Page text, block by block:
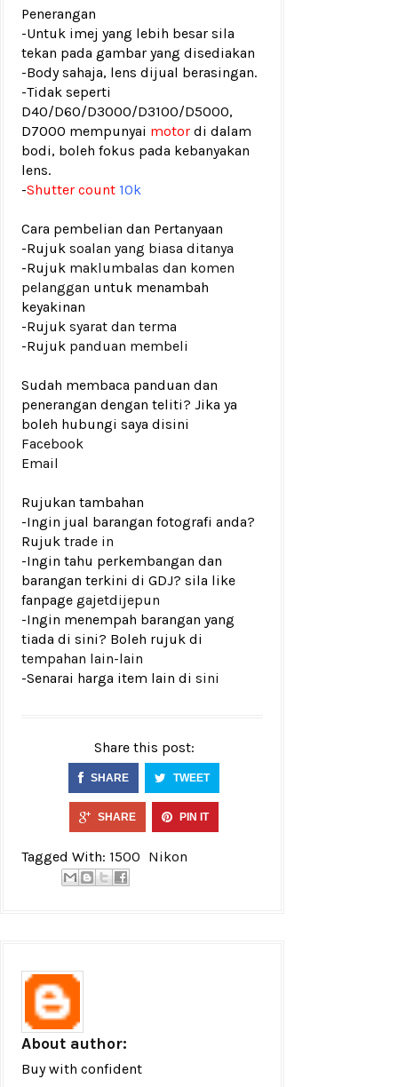
Penerangan
-Untuk imej yang lebih besar sila
tekan pada gambar yang disediakan
-Body sahaja, lens dijual berasingan.
-Tidak seperti
D40/D60/D3000/D3100/D5000,
D7000 mempunyai motor di dalam
bodi, boleh fokus pada kebanyakan
lens.
-Shutter count 10k
Cara pembelian dan Pertanyaan
-Rujuk soalan yang biasa ditanya
-Rujuk maklumbalas dan komen
pelanggan untuk menambah
keyakinan
-Rujuk syarat dan terma
-Rujuk panduan membeli
Sudah membaca panduan dan
penerangan dengan teliti? Jika ya
boleh hubungi saya disini
Facebook
Email
Rujukan tambahan
-Ingin jual barangan fotografi anda?
Rujuk trade in
-Ingin tahu perkembangan dan
barangan terkini di GDJ? sila like
fanpage gajetdijepun
-Ingin menempah barangan yang
tiada di sini? Boleh rujuk di
tempahan lain-lain
-Senarai harga item lain di sini
Share this post:
SHARE TWEET
SHARE PIN IT
Tagged With: 1500 Nikon
About author:
Buy with confident